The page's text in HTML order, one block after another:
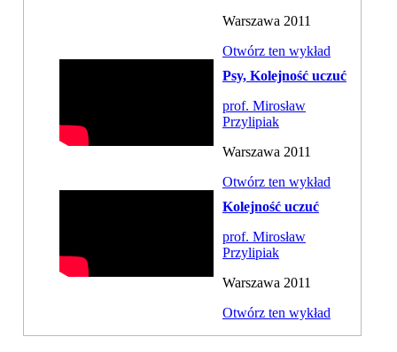
Warszawa 2011
Otwórz ten wykład
Psy, Kolejność uczuć
prof. Mirosław
Przylipiak
Warszawa 2011
Otwórz ten wykład
Kolejność uczuć
prof. Mirosław
Przylipiak
Warszawa 2011
Otwórz ten wykład